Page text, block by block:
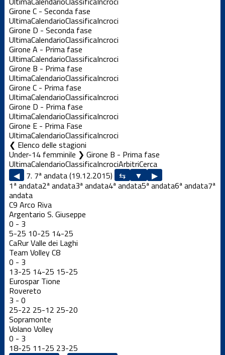
Girone C - Seconda fase
UltimaCalendarioClassificaIncroci
Girone D - Seconda fase
UltimaCalendarioClassificaIncroci
Girone A - Prima fase
UltimaCalendarioClassificaIncroci
Girone B - Prima fase
UltimaCalendarioClassificaIncroci
Girone C - Prima fase
UltimaCalendarioClassificaIncroci
Girone D - Prima fase
UltimaCalendarioClassificaIncroci
Girone E - Prima Fase
UltimaCalendarioClassificaIncroci
Elenco delle stagioni
Under-14 femminile ❯ Girone B - Prima fase
UltimaCalendarioClassificaIncrociArbitriCerca
◀ 7. 7ª andata (19.12.2015)
▶
1ª andata2ª andata3ª andata4ª andata5ª andata6ª andata7ª
andata
C9 Arco Riva
Argentario S. Giuseppe
0 - 3
5-25 10-25 14-25
CaRur Valle dei Laghi
Team Volley C8
0 - 3
13-25 14-25 15-25
Eurospar Tione
Rovereto
3 - 0
25-22 25-12 25-20
Sopramonte
Volano Volley
0 - 3
18-25 11-25 23-25